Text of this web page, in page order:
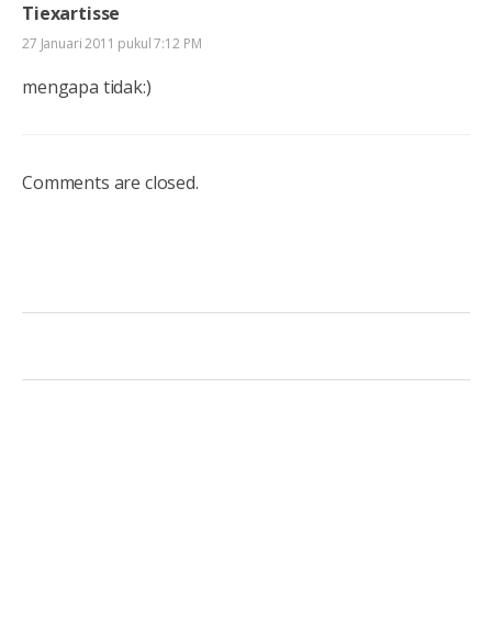
Tiexartisse
27 Januari 2011 pukul 7:12 PM
mengapa tidak:)
Comments are closed.